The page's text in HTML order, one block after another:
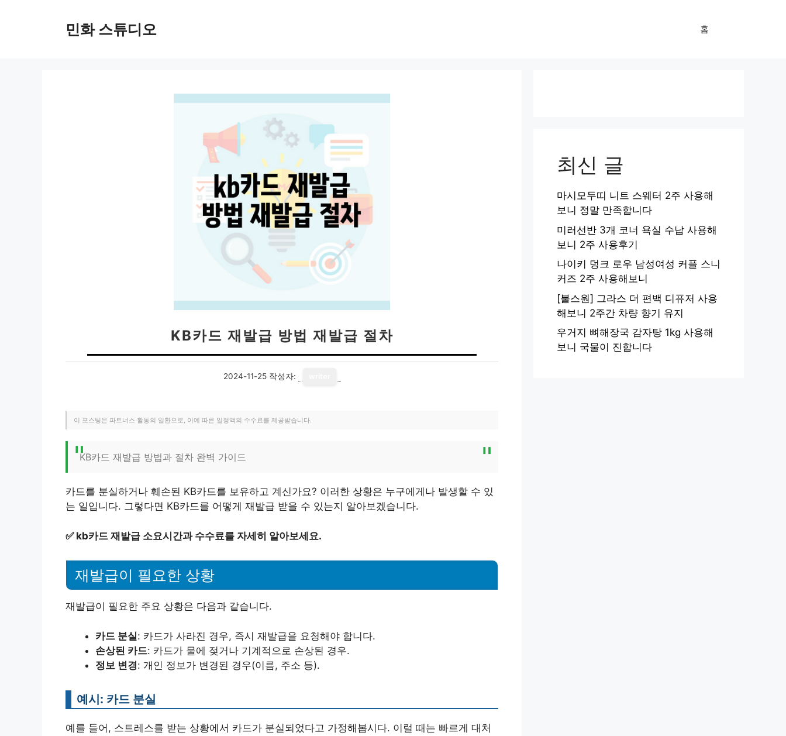
민화 스튜디오 홈
KB카드 재발급 방법 재발급 절차
2024-11-25 작성자:
이 포스팅은 파트너스 활동의 일환으로, 이에 따른 일정액의 수수료를 제공받습니다.
KB카드 재발급 방법과 절차 완벽 가이드
카드를 분실하거나 훼손된 KB카드를 보유하고 계신가요? 이러한 상황은 누구에게나 발생할 수 있
는 일입니다. 그렇다면 KB카드를 어떻게 재발급 받을 수 있는지 알아보겠습니다.
✅ kb카드 재발급 소요시간과 수수료를 자세히 알아보세요.
재발급이 필요한 상황
재발급이 필요한 주요 상황은 다음과 같습니다.
카드 분실: 카드가 사라진 경우, 즉시 재발급을 요청해야 합니다.
손상된 카드: 카드가 물에 젖거나 기계적으로 손상된 경우.
정보 변경: 개인 정보가 변경된 경우(이름, 주소 등).
예시: 카드 분실
예를 들어, 스트레스를 받는 상황에서 카드가 분실되었다고 가정해봅시다. 이럴 때는 빠르게 대처
최신 글
마시모두띠 니트 스웨터 2주 사용해
보니 정말 만족합니다
미러선반 3개 코너 욕실 수납 사용해
보니 2주 사용후기
나이키 덩크 로우 남성여성 커플 스니
커즈 2주 사용해보니
[불스원] 그라스 더 편백 디퓨저 사용
해보니 2주간 차량 향기 유지
우거지 뼈해장국 감자탕 1kg 사용해
보니 국물이 진합니다